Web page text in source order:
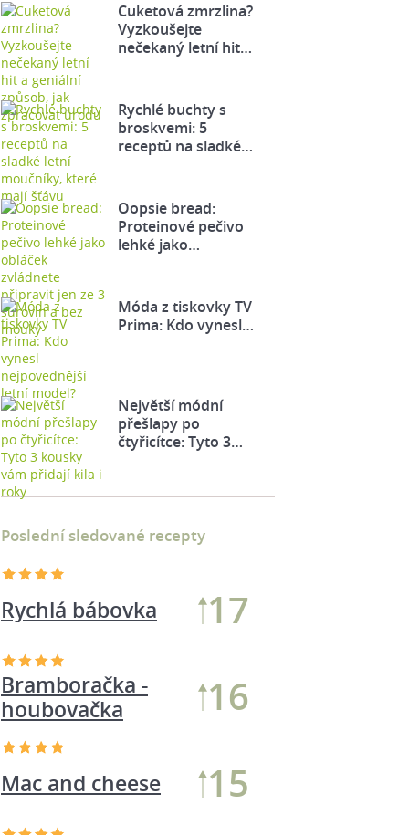
Cuketová zmrzlina?
Vyzkoušejte
nečekaný letní hit…
Rychlé buchty s
broskvemi: 5
receptů na sladké…
Oopsie bread:
Proteinové pečivo
lehké jako…
Móda z tiskovky TV
Prima: Kdo vynesl…
Největší módní
přešlapy po
čtyřicítce: Tyto 3…
Poslední sledované recepty
Rychlá bábovka 18
Bramboračka -
houbovačka
17
Nudle s Hoisin
omáčkou
14